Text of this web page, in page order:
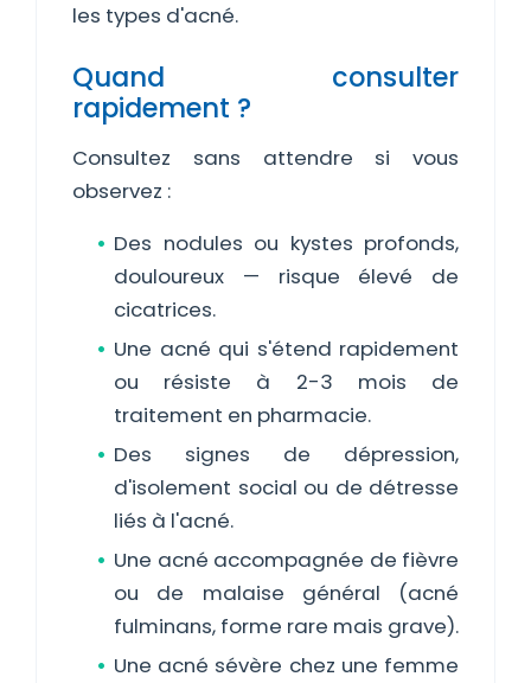
les types d'acné.
Quand consulter
rapidement ?
Consultez sans attendre si vous
observez :
Des nodules ou kystes profonds,
douloureux — risque élevé de
cicatrices.
Une acné qui s'étend rapidement
ou résiste à 2-3 mois de
traitement en pharmacie.
Des signes de dépression,
d'isolement social ou de détresse
liés à l'acné.
Une acné accompagnée de fièvre
ou de malaise général (acné
fulminans, forme rare mais grave).
Une acné sévère chez une femme